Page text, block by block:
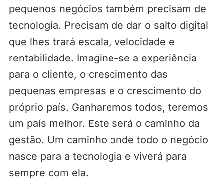
pequenos negócios também precisam de
tecnologia. Precisam de dar o salto digital
que lhes trará escala, velocidade e
rentabilidade. Imagine-se a experiência
para o cliente, o crescimento das
pequenas empresas e o crescimento do
próprio país. Ganharemos todos, teremos
um país melhor. Este será o caminho da
gestão. Um caminho onde todo o negócio
nasce para a tecnologia e viverá para
sempre com ela.